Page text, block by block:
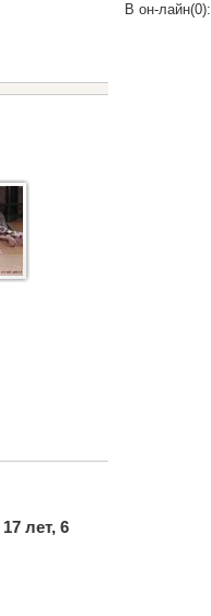
17 лет, 6
В он-лайн(0):